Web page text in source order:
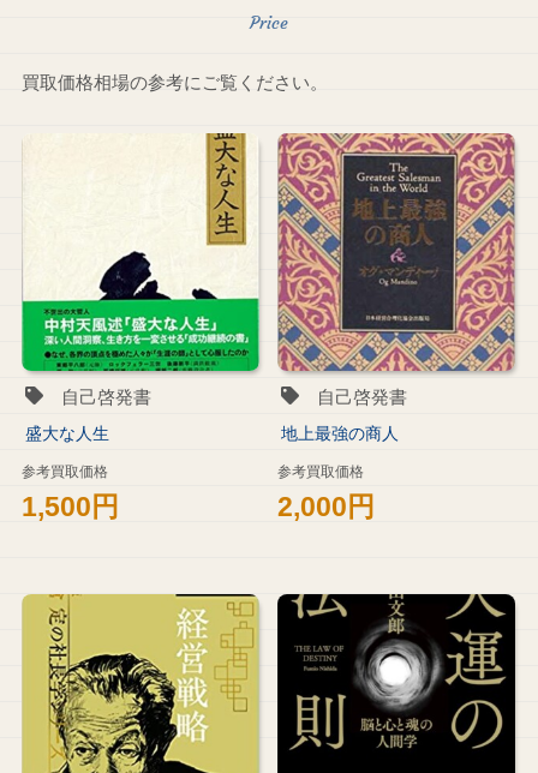
買取価格相場の参考にご覧ください。
自己啓発書
盛大な人生
参考買取価格
1,500円
自己啓発書
地上最強の商人
参考買取価格
2,000円